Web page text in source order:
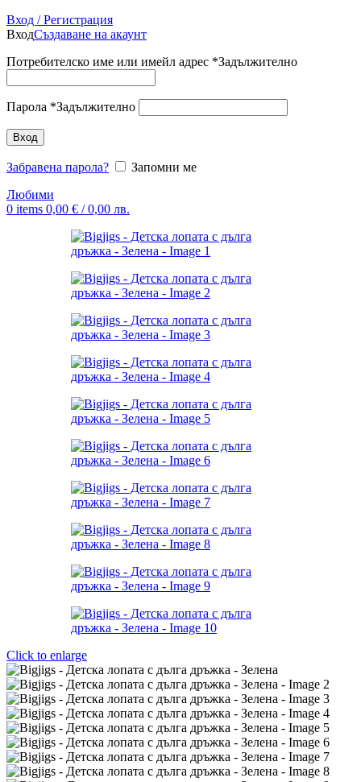
Вход / Регистрация
ВходСъздаване на акаунт
Потребителско име или имейл адрес *Задължително
Парола *Задължително
Вход
Забравена парола?
Запомни ме
Любими
0 items 0,00 € / 0,00 лв.
Click to enlarge